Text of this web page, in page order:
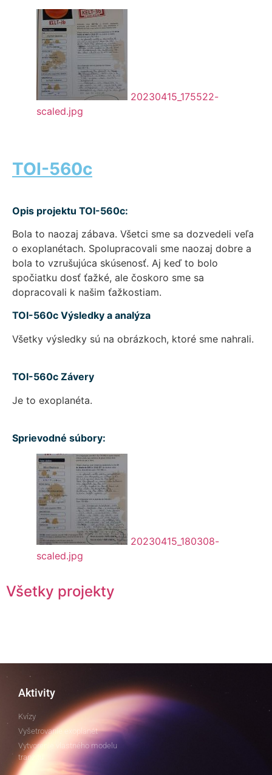
20230415_175522-
scaled.jpg
TOI-560c
Opis projektu TOI-560c:
Bola to naozaj zábava. Všetci sme sa dozvedeli veľa
o exoplanétach. Spolupracovali sme naozaj dobre a
bola to vzrušujúca skúsenosť. Aj keď to bolo
spočiatku dosť ťažké, ale čoskoro sme sa
dopracovali k našim ťažkostiam.
TOI-560c Výsledky a analýza
Všetky výsledky sú na obrázkoch, ktoré sme nahrali.
TOI-560c Závery
Je to exoplanéta.
Sprievodné súbory:
20230415_180308-
scaled.jpg
Všetky projekty
Aktivity
Kvízy
Vyšetrovanie exoplanét
Vytvorenie vlastného modelu
tranzitu